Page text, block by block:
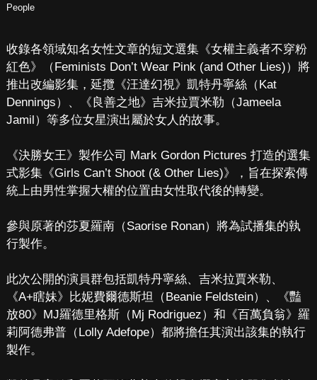
People
收錄各領域知名女性文章的短文選集《女權主義者不穿粉
紅色》（Feminists Don’t Wear Pink (and Other Lies)）將
推出改編影集，延攬《汪達幻視》凱特丹寧絲（Kat
Dennings）、《良善之地》吉米拉賈米勒（Jameela
Jamil）等多位女星演出屬於女人的故事。
《決勝女王》製作公司 Mark Gordon Pictures 打造的選集
式影集《Girls Can’t Shoot (& Other Lies)》，旨在探索傳
統上由男性掌握大權的位置由女性取代後的轉變。
參與原著的莎夏羅南（Saorise Ronan）將為試播集的執
行製作。
此次公開的演員群包括凱特丹寧絲、吉米拉賈米勒、
《A+瞎妹》比妮費爾德斯坦（Beanie Feldstein）、《豔
放80》MJ羅德里格斯（Mj Rodriguez）和《百萬負翁》羅
莉阿德弗普（Lolly Adefope）都將擔任其演出該集的執行
製作。